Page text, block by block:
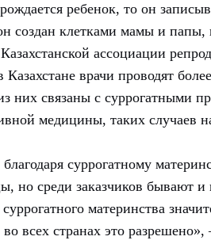
ребенок, то он
создан клетками мамы и папы,
ассоциации
Казахстане врачи проводят
них связаны с суррогатными
медицины, таких случаев
суррогатному
но среди заказчиков бывают
материнства
всех странах это